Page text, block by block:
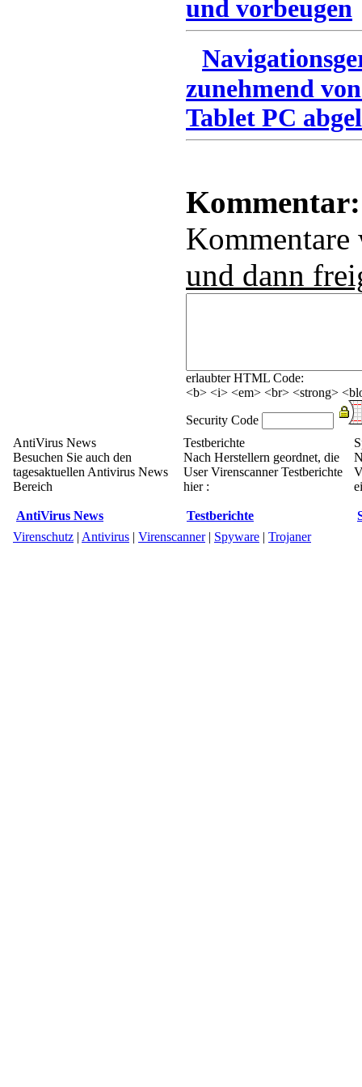
und vorbeugen
zunehmend
Tablet PC
Kommentar:
und dann
erlaubter HTML Code:
<b> <i> <em> <br> <strong>
Security Code
AntiVirus News
Besuchen Sie auch den
tagesaktuellen Antivirus News
Bereich
AntiVirus News
Testberichte
Nach Herstellern geordnet, die
User Virenscanner Testberichte
hier :
Testberichte
Virenschutz | Antivirus | Virenscanner| Spyware | Trojaner